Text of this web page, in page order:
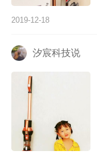
2019-12-18
汐宸科技说